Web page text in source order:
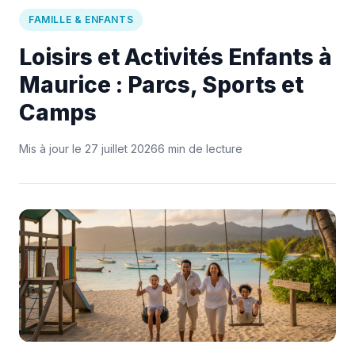
FAMILLE & ENFANTS
Loisirs et Activités Enfants à
Maurice : Parcs, Sports et
Camps
Mis à jour le 27 juillet 20266 min de lecture